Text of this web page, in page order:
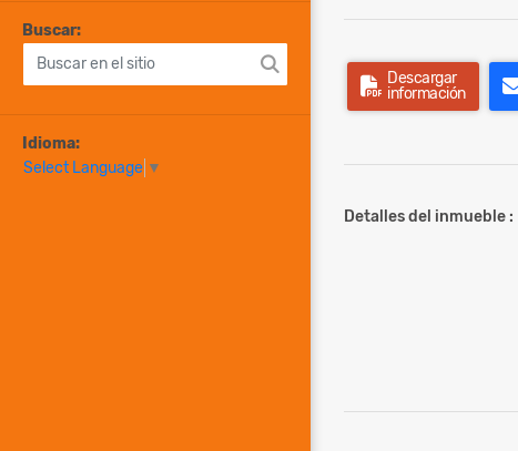
Buscar:
Idioma:
Select Language ▼
Descargar
información
Detalles del inmueble :